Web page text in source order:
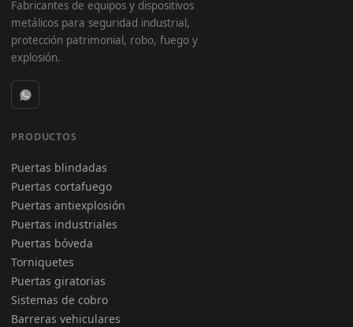
Fabricantes de equipos y dispositivos
metálicos para seguridad industrial,
protección patrimonial, robo, fuego y
explosión.
PRODUCTOS
Puertas blindadas
Puertas cortafuego
Puertas antiexplosión
Puertas industriales
Puertas bóveda
Torniquetes
Puertas giratorias
Sistemas de cobro
Barreras vehiculares